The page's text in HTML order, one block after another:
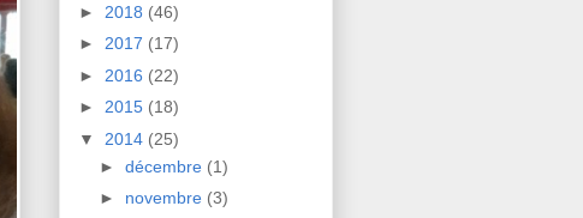
► 2018 (46)
► 2017 (17)
► 2016 (22)
► 2015 (18)
▼ 2014 (25)
► décembre (1)
► novembre (3)